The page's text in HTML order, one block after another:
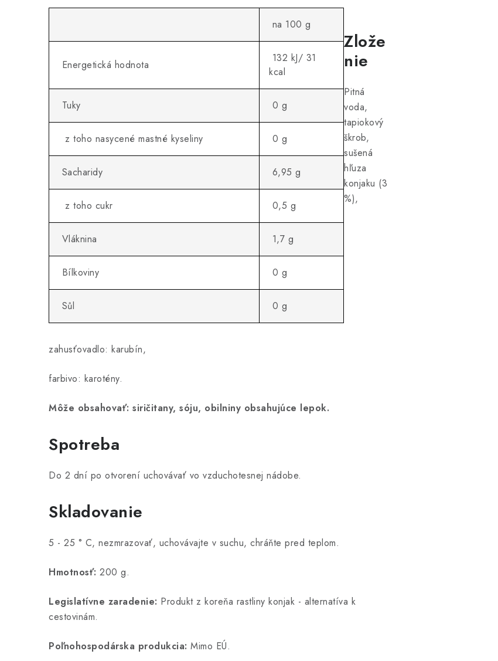
na 100 g
Energetická hodnota
132 kJ/ 31
kcal
Tuky 0 g
z toho nasycené mastné kyseliny 0 g
Sacharidy 6,95 g
z toho cukr 0,5 g
Vláknina 1,7 g
Bílkoviny 0 g
Sůl 0 g
Zlože
nie
Pitná
voda,
tapiokový
škrob,
sušená
hľuza
konjaku (3
%),
zahusťovadlo: karubín,
farbivo: karotény.
Môže obsahovať: siričitany, sóju, obilniny obsahujúce lepok.
Spotreba
Do 2 dní po otvorení uchovávať vo vzduchotesnej nádobe.
Skladovanie
5 - 25 ° C, nezmrazovať, uchovávajte v suchu, chráňte pred teplom.
Hmotnosť: 200 g.
Legislatívne zaradenie: Produkt z koreňa rastliny konjak - alternatíva k
cestovinám.
Poľnohospodárska produkcia: Mimo EÚ.